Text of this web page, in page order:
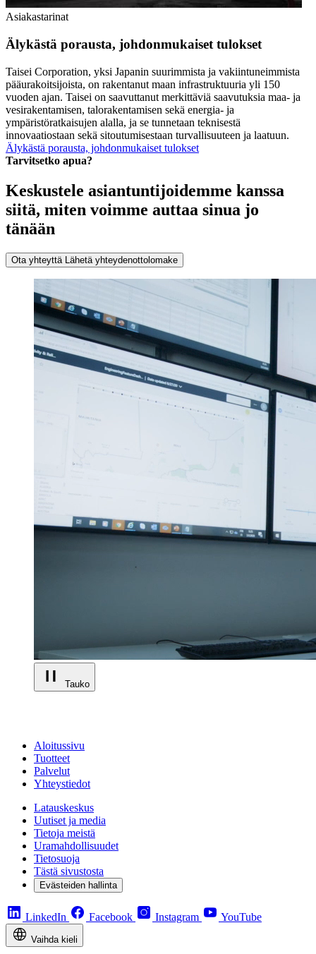
Asiakastarinat
Älykästä porausta, johdonmukaiset tulokset
Taisei Corporation, yksi Japanin suurimmista ja vakiintuneimmista
pääurakoitsijoista, on rakentanut maan infrastruktuuria yli 150
vuoden ajan. Taisei on saavuttanut merkittäviä saavutuksia maa- ja
vesirakentamisen, talorakentamisen sekä energia- ja
ympäristöratkaisujen alalla, ja se tunnetaan teknisestä
innovaatiostaan sekä sitoutumisestaan turvallisuuteen ja laatuun.
Älykästä porausta, johdonmukaiset tulokset
Tarvitsetko apua?
Keskustele asiantuntijoidemme kanssa
siitä, miten voimme auttaa sinua jo
tänään
Ota yhteyttä Lähetä yhteydenottolomake
Tauko
Aloitussivu
Tuotteet
Palvelut
Yhteystiedot
Latauskeskus
Uutiset ja media
Tietoja meistä
Uramahdollisuudet
Tietosuoja
Tästä sivustosta
Evästeiden hallinta
LinkedIn Facebook Instagram YouTube
Vaihda kieli